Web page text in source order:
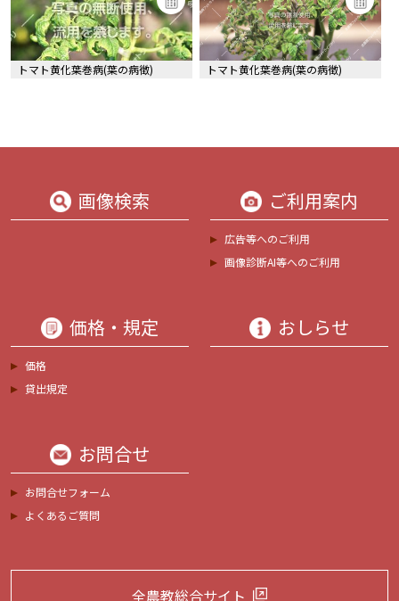
トマト黄化葉巻病(葉の病徴) トマト黄化葉巻病(葉の病徴)
画像検索 ご利用案内
広告等へのご利用
画像診断AI等へのご利用
価格・規定
価格
貸出規定
おしらせ
お問合せ
お問合せフォーム
よくあるご質問
全農教総合サイト